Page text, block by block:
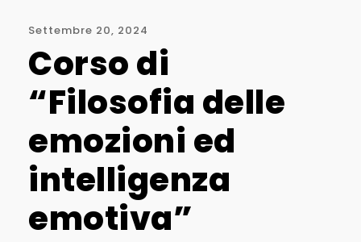
Settembre 20, 2024
Corso di
“Filosofia delle
emozioni ed
intelligenza
emotiva”